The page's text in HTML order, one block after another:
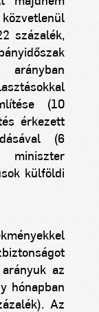
százalék,
(10
érkezett
(6
külföldi
az
hónapban
Az